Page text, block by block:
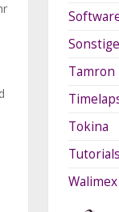
Tamron
Tokina
Tutorials